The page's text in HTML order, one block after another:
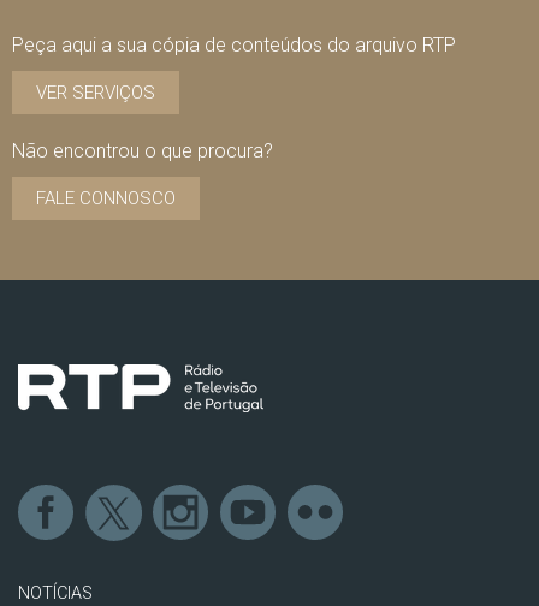
Peça aqui a sua cópia de conteúdos do arquivo RTP
VER SERVIÇOS
Não encontrou o que procura?
FALE CONNOSCO
NOTÍCIAS